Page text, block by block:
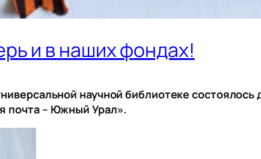
и в наших фондах!
научной библиотеке состоялось
почта – Южный Урал».